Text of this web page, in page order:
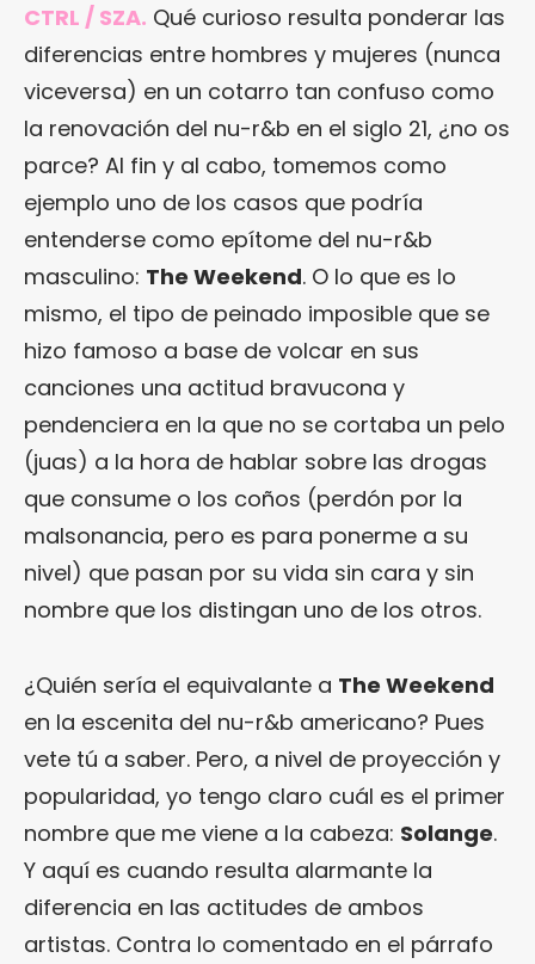
CTRL / SZA. Qué curioso resulta ponderar las
diferencias entre hombres y mujeres (nunca
viceversa) en un cotarro tan confuso como
la renovación del nu-r&b en el siglo 21, ¿no os
parce? Al fin y al cabo, tomemos como
ejemplo uno de los casos que podría
entenderse como epítome del nu-r&b
masculino: The Weekend. O lo que es lo
mismo, el tipo de peinado imposible que se
hizo famoso a base de volcar en sus
canciones una actitud bravucona y
pendenciera en la que no se cortaba un pelo
(juas) a la hora de hablar sobre las drogas
que consume o los coños (perdón por la
malsonancia, pero es para ponerme a su
nivel) que pasan por su vida sin cara y sin
nombre que los distingan uno de los otros.
¿Quién sería el equivalante a The Weekend
en la escenita del nu-r&b americano? Pues
vete tú a saber. Pero, a nivel de proyección y
popularidad, yo tengo claro cuál es el primer
nombre que me viene a la cabeza: Solange.
Y aquí es cuando resulta alarmante la
diferencia en las actitudes de ambos
artistas. Contra lo comentado en el párrafo